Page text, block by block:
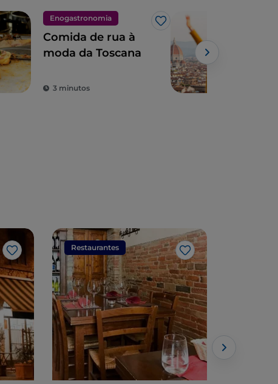
Enogastronomia
Gosto
Comida de rua à
moda da Toscana
3 minutos
Gosto
Restaurantes
Gosto